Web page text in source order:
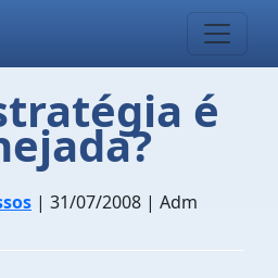
é
| 31/07/2008 | Adm